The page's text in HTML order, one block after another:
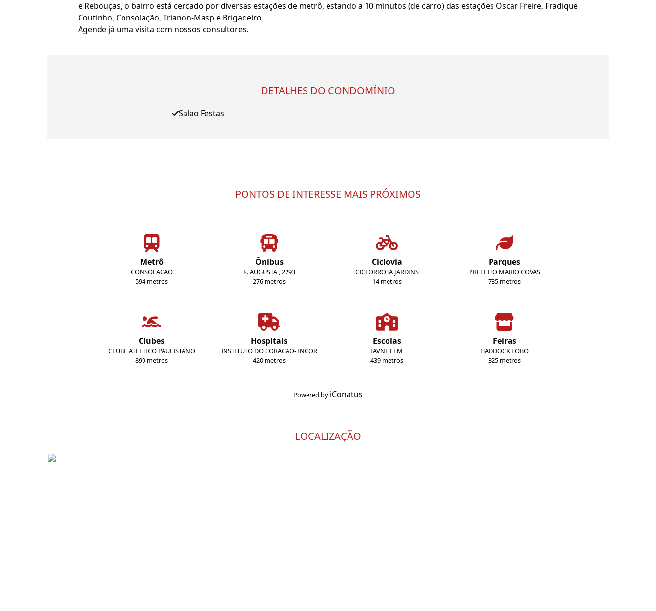
e Rebouças, o bairro está cercado por diversas estações de metrô, estando a 10 minutos (de carro) das estações Oscar Freire, Fradique
Coutinho, Consolação, Trianon-Masp e Brigadeiro.
Agende já uma visita com nossos consultores.
DETALHES DO CONDOMÍNIO
Salao Festas
PONTOS DE INTERESSE MAIS PRÓXIMOS
Metrô
CONSOLACAO
594 metros
Ônibus
R. AUGUSTA , 2293
276 metros
Ciclovia
CICLORROTA JARDINS
14 metros
Parques
PREFEITO MARIO COVAS
735 metros
Clubes
CLUBE ATLETICO PAULISTANO
899 metros
Hospitais
INSTITUTO DO CORACAO- INCOR
420 metros
Escolas
IAVNE EFM
439 metros
Feiras
HADDOCK LOBO
325 metros
Powered by iConatus
LOCALIZAÇÃO